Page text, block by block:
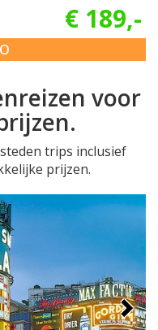
€ 189,-
voor
trips inclusief
prijzen.